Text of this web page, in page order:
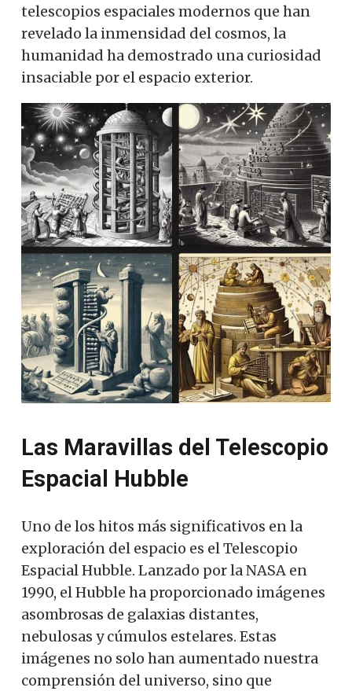
telescopios espaciales modernos que han
revelado la inmensidad del cosmos, la
humanidad ha demostrado una curiosidad
insaciable por el espacio exterior.
Las Maravillas del Telescopio
Espacial Hubble
Uno de los hitos más significativos en la
exploración del espacio es el Telescopio
Espacial Hubble. Lanzado por la NASA en
1990, el Hubble ha proporcionado imágenes
asombrosas de galaxias distantes,
nebulosas y cúmulos estelares. Estas
imágenes no solo han aumentado nuestra
comprensión del universo, sino que